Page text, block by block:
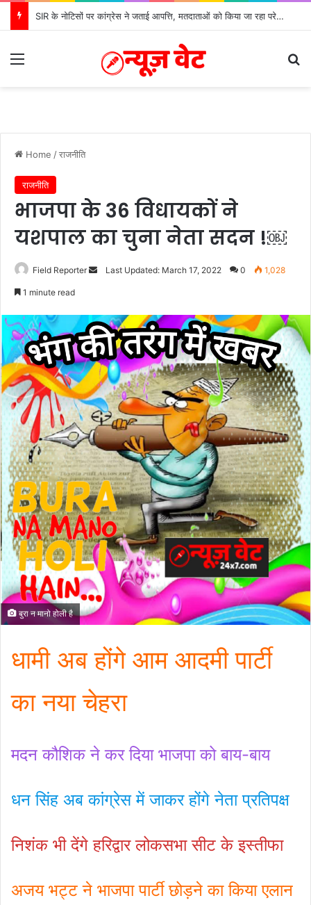
SIR के नोटिसों पर कांग्रेस ने जताई आपत्ति, मतदाताओं को किया जा रहा परेशान: बोले राष्ट्रीय प्रवक्ता आलोक शर्मा
Menu
Home /राजनीति
राजनीति
भाजपा के 36 विधायकों ने
यशपाल का चुना नेता सदन !￼
Field Reporter
SendLast Updated: March 17, 2022 0 1,028
1 minute read
बुरा न मानो होली है
धामी अब होंगे आम आदमी पार्टी
का नया चेहरा
मदन कौशिक ने कर दिया भाजपा को बाय-बाय
धन सिंह अब कांग्रेस में जाकर होंगे नेता प्रतिपक्ष
निशंक भी देंगे हरिद्वार लोकसभा सीट के इस्तीफा
अजय भट्ट ने भाजपा पार्टी छोड़ने का किया एलान